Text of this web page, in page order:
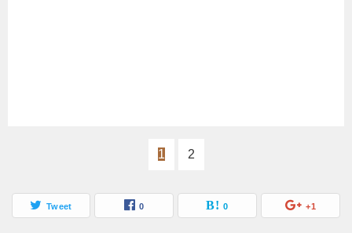
1 2
Tweet 0 0 +1